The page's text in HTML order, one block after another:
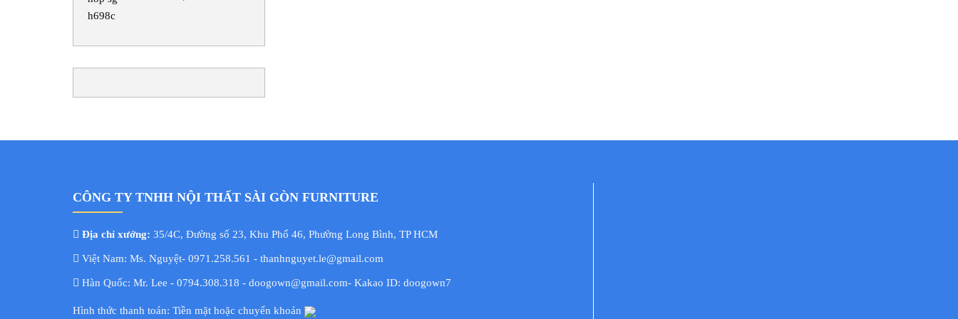
CÔNG TY TNHH NỘI THẤT SÀI GÒN FURNITURE
Địa chỉ xưởng: 35/4C, Đường số 23, Khu Phố 46, Phường Long Bình, TP HCM
Việt Nam: Ms. Nguyệt- 0971.258.561 - thanhnguyet.le@gmail.com
Hàn Quốc: Mr. Lee - 0794.308.318 - doogown@gmail.com- Kakao ID: doogown7
Hình thức thanh toán: Tiền mặt hoặc chuyển khoản